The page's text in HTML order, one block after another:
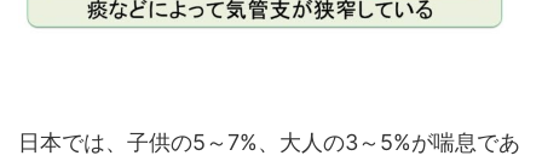
日本では、子供の5～7%、大人の3～5%が喘息であ